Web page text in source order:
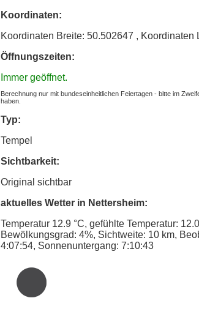
Koordinaten:
Koordinaten Breite: 50.502647 , Koordinaten
Öffnungszeiten:
Immer geöffnet.
Berechnung nur mit bundeseinheitlichen Feiertagen - bitte im
haben.
Typ:
Tempel
Sichtbarkeit:
Original sichtbar
aktuelles Wetter in Nettersheim:
Temperatur 12.9 °C, gefühlte Temperatur:
Bewölkungsgrad: 4%, Sichtweite: 10 km,
4:07:54, Sonnenuntergang: 7:10:43